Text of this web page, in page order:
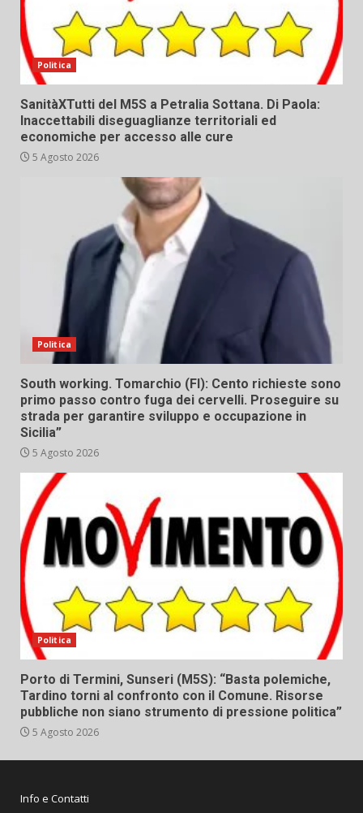
Politica
SanitàXTutti del M5S a Petralia Sottana. Di Paola:
Inaccettabili diseguaglianze territoriali ed
economiche per accesso alle cure
5 Agosto 2026
Politica
South working. Tomarchio (FI): Cento richieste sono
primo passo contro fuga dei cervelli. Proseguire su
strada per garantire sviluppo e occupazione in
Sicilia”
5 Agosto 2026
Politica
Porto di Termini, Sunseri (M5S): “Basta polemiche,
Tardino torni al confronto con il Comune. Risorse
pubbliche non siano strumento di pressione politica”
5 Agosto 2026
Info e Contatti